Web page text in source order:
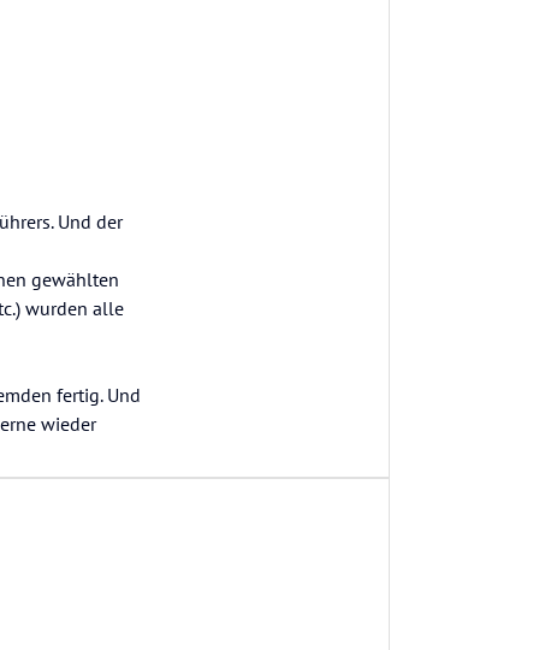
Und der
gewählten
wurden alle
fertig. Und
wieder